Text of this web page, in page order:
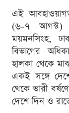
এই
(৬-৭ আগস্ট)
ময়মনসিংহ,
বিভাগের
হালকা থেকে
একই সঙ্গে
থেকে ভারী
দেশে দিন ও